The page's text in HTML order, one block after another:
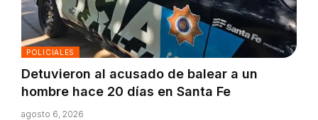
POLICIALES
Detuvieron al acusado de balear a un
hombre hace 20 días en Santa Fe
agosto 6, 2026